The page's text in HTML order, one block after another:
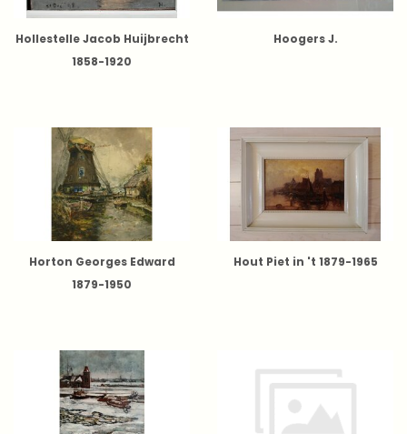
Hollestelle Jacob Huijbrecht
1858-1920
Hoogers J.
Horton Georges Edward
1879-1950
Hout Piet in 't 1879-1965